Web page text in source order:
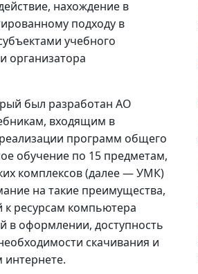
нахождение в
подходу в
учебного
организатора
был разработан АО
входящим в
программ общего
обучение по 15 предметам,
комплексов (далее — УМК)
на такие преимущества,
к ресурсам компьютера
в оформлении, доступность
скачивания и
интернете.